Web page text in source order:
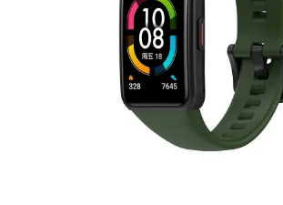
Получайте товар
выбранный способом
Оставшиеся75% будут
списываться с вашей карты
каждые 2 недели